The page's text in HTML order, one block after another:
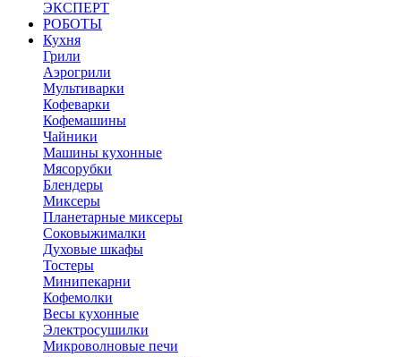
ЭКСПЕРТ
РОБОТЫ
Кухня
Грили
Аэрогрили
Мультиварки
Кофеварки
Кофемашины
Чайники
Машины кухонные
Мясорубки
Блендеры
Миксеры
Планетарные миксеры
Соковыжималки
Духовые шкафы
Тостеры
Минипекарни
Кофемолки
Весы кухонные
Электросушилки
Микроволновые печи